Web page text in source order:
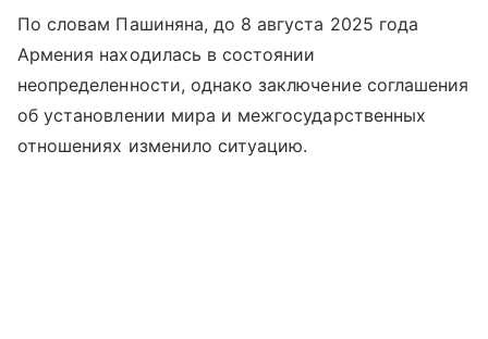
По словам Пашиняна, до 8 августа 2025 года
Армения находилась в состоянии
неопределенности, однако заключение соглашения
об установлении мира и межгосударственных
отношениях изменило ситуацию.